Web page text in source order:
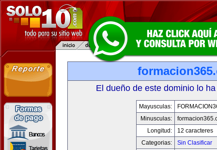
El dueño de este dominio lo
Mayusculas:
Minusculas:
Longitud:
12 caracteres
Categorias:
Sin Clasificar